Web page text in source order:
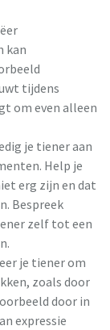
kan
tijdens
om even alleen
je tiener aan
Help je
erg zijn en dat
Bespreek
zelf tot een
je tiener om
zoals door
door in
expressie